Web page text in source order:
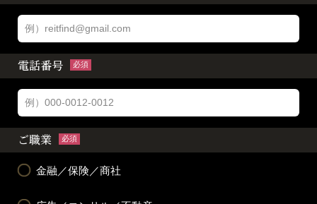
電話番号 必須
ご職業 必須
金融／保険／商社